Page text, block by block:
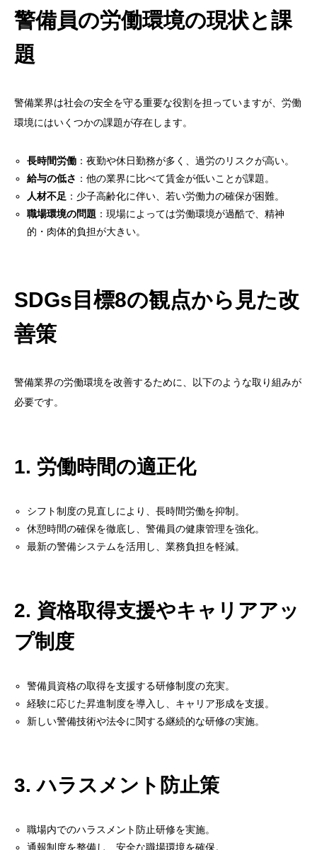
警備員の労働環境の現状と課
題
警備業界は社会の安全を守る重要な役割を担っていますが、労働
環境にはいくつかの課題が存在します。
長時間労働 ：夜勤や休日勤務が多く、過労のリスクが高い。
給与の低さ ：他の業界に比べて賃金が低いことが課題。
人材不足 ：少子高齢化に伴い、若い労働力の確保が困難。
職場環境の問題 ：現場によっては労働環境が過酷で、精神
的・肉体的負担が大きい。
SDGs目標8の観点から見た改
善策
警備業界の労働環境を改善するために、以下のような取り組みが
必要です。
1. 労働時間の適正化
シフト制度の見直しにより、長時間労働を抑制。
休憩時間の確保を徹底し、警備員の健康管理を強化。
最新の警備システムを活用し、業務負担を軽減。
2. 資格取得支援やキャリアアッ
プ制度
警備員資格の取得を支援する研修制度の充実。
経験に応じた昇進制度を導入し、キャリア形成を支援。
新しい警備技術や法令に関する継続的な研修の実施。
3. ハラスメント防止策
職場内でのハラスメント防止研修を実施。
通報制度を整備し、安全な職場環境を確保。